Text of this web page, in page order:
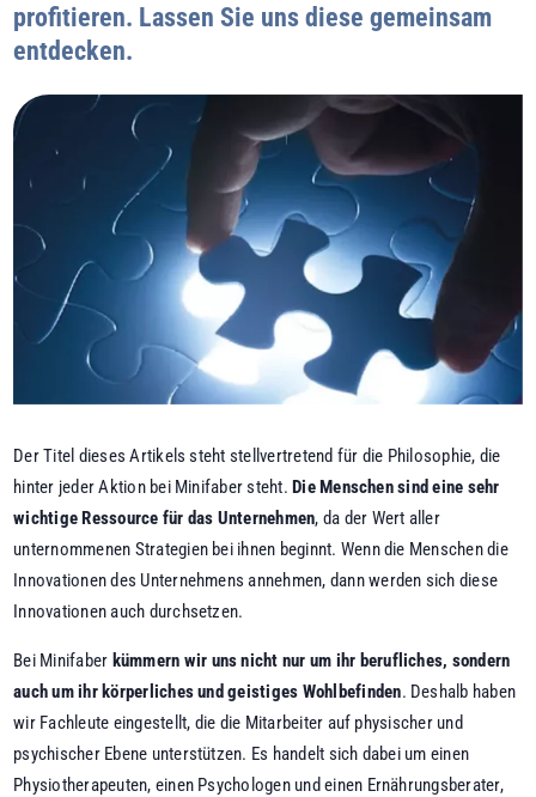
profitieren. Lassen Sie uns diese gemeinsam
entdecken.
Der Titel dieses Artikels steht stellvertretend für die Philosophie, die
hinter jeder Aktion bei Minifaber steht.Die Menschen sind eine sehr
wichtige Ressource für das Unternehmen, da der Wert aller
unternommenen Strategien bei ihnen beginnt. Wenn die Menschen die
Innovationen des Unternehmens annehmen, dann werden sich diese
Innovationen auch durchsetzen.
Bei Minifaber kümmern wir uns nicht nur um ihr berufliches, sondern
auch um ihr körperliches und geistiges Wohlbefinden. Deshalb haben
wir Fachleute eingestellt, die die Mitarbeiter auf physischer und
psychischer Ebene unterstützen. Es handelt sich dabei um einen
Physiotherapeuten, einen Psychologen und einen Ernährungsberater,